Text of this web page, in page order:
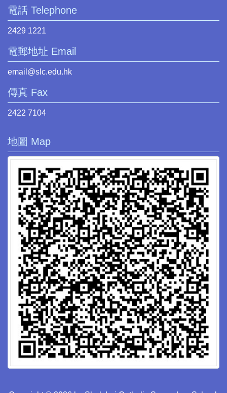
電話 Telephone
2429 1221
電郵地址 Email
email@slc.edu.hk
傳真 Fax
2422 7104
地圖 Map